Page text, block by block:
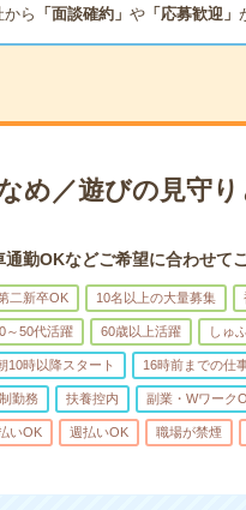
から 「面談確約」 や「応募歓迎」
め／遊びの見守
勤OKなどご希望に合わせて
二新卒OK 10名以上の大量募集
～50代活躍 60歳以上活躍 しゅ
10時以降スタート 16時前までの仕
勤務 扶養控内 副業・Wワーク
いOK 週払いOK 職場が禁煙